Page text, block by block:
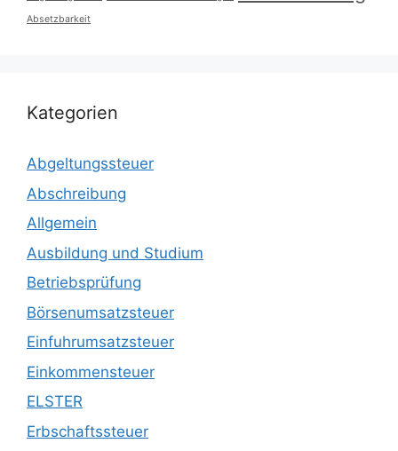
Absetzbarkeit
Kategorien
Abgeltungssteuer
Abschreibung
Allgemein
Ausbildung und Studium
Betriebsprüfung
Börsenumsatzsteuer
Einfuhrumsatzsteuer
Einkommensteuer
ELSTER
Erbschaftssteuer